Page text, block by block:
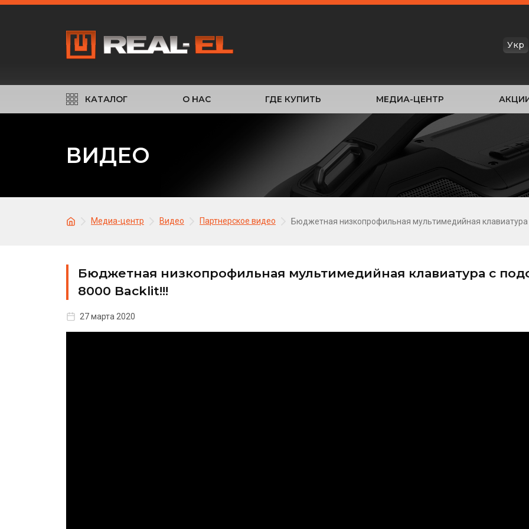
Укр
КАТАЛОГ О НАС ГДЕ КУПИТЬ МЕДИА-ЦЕНТР
ВИДЕО
Медиа-центр Видео Партнерское видео Бюджетная низкопрофильная мультимедийная клавиатура
Бюджетная низкопрофильная мультимедийная клавиатура с
8000 Backlit!!!
27 марта 2020